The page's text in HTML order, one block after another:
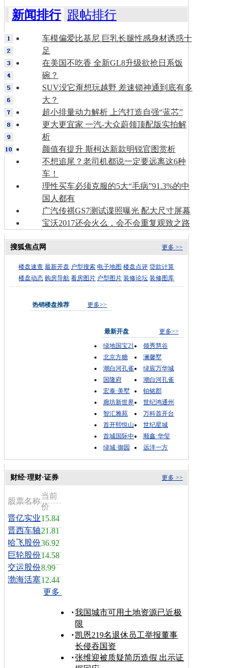
新闻排行 跟帖排行
车模偏爱比基尼 巨乳长腿性感身材诱惑十
足
在美国不吃香 全新GL8升级欲抢日系饭
碗？
SUV没它甭想玩越野 差速锁神通到底有多
大？
超小排量动力解析 上汽打造自强“蓝芯”
更大更宜家 一汽-大众蔚领顶配版实拍解
析
颜值有提升 斯柯达新款明锐官图赏析
不想追尾？老司机都说一定要远离这6种
车！
理性买车必须克服的5大“毛病”91.3%的中
国人都有
广汽传祺GS7测试谍照曝光 配大尺寸屏幕
宝沃2017还会火么，会不会重复观致之路
更多 >>
搜狐焦点网
楼盘速查 最新开盘 户型搜索 电子地图 楼盘点评 贷款计算
楼盘动态 购房导航 看房图片 户型图片 装修论坛 装修图库
热销楼盘推荐 更多>>
最新开盘
更多>>
绿地国宝21
领秀慧谷
北京方糖
澜馨墅
潮白河孔雀
绿宸万华城
国隆府
潮白河孔雀
宏泰·美墅
铂铭郡
廊坊新世界
世纪鸿通州
智汇雅苑
万科首开台
首开熙悦山
世纪星城
首城国际中
顺鑫·华玺
绿城·御园
远洋一方
更多 >>
财经·理财·证券
股票名称
当前
价
晋亿实业15.84
晋西车轴21.81
哈飞股份36.92
巨轮股份14.58
交运股份8.99
渤海活塞12.44
更多
我国城市可用土地资源已近极
限
凯恩219名退休员工举报董事
长侵吞国资
张维迎被质疑简历造假 出示证